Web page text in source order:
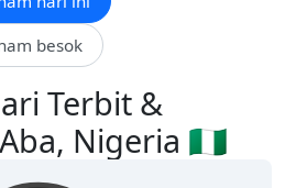
besok
Terbit &
Nigeria 🇳🇬